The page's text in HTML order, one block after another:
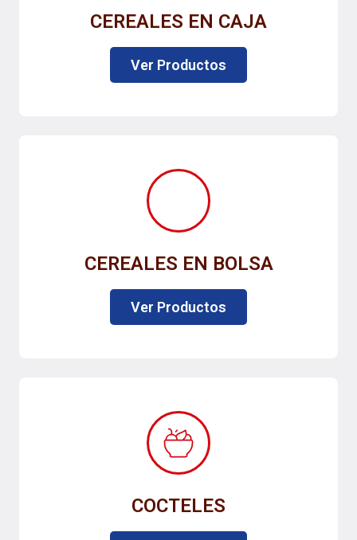
CEREALES EN CAJA
Ver Productos
CEREALES EN BOLSA
Ver Productos
COCTELES